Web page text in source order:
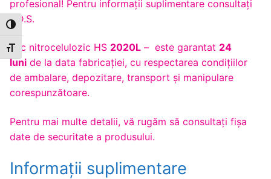
Toggle High Contrast
Toggle Font size
profesional! Pentru informaţii suplimentare consultaţi
F.D.S.
Lac nitrocelulozic HS 2020L – este garantat 24
luni de la data fabricației, cu respectarea condițiilor
de ambalare, depozitare, transport și manipulare
corespunzătoare.
Pentru mai multe detalii, vă rugăm să consultaţi fişa
date de securitate a produsului.
Informații suplimentare